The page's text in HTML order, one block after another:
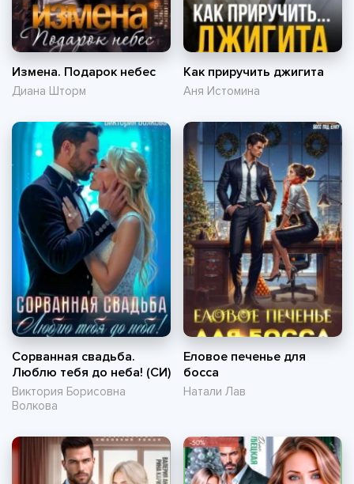
Измена. Подарок небес
Диана Шторм
Как приручить джигита
Аня Истомина
Сорванная свадьба.
Люблю тебя до неба! (СИ)
Виктория Борисовна
Волкова
Еловое печенье для
босса
Натали Лав